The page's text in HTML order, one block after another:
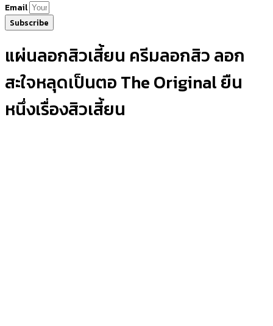
Email
Subscribe
แผ่นลอกสิวเสี้ยน ครีมลอกสิว ลอก
สะใจหลุดเป็นตอ The Original ยืน
หนึ่งเรื่องสิวเสี้ยน